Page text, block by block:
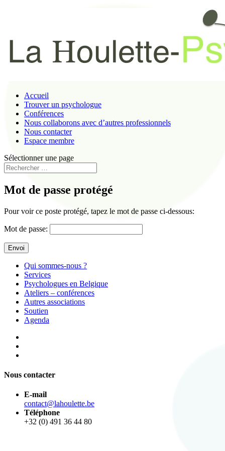
Accueil
Trouver un psychologue
Conférences
Nous collaborons avec d’autres professionnels
Nous contacter
Espace membre
Sélectionner une page
Mot de passe protégé
Pour voir ce poste protégé, tapez le mot de passe ci-dessous:
Mot de passe:
Envoi
Qui sommes-nous ?
Services
Psychologues en Belgique
Ateliers – conférences
Autres associations
Soutien
Agenda
Nous contacter
E-mail
contact@lahoulette.be
Téléphone
+32 (0) 491 36 44 80